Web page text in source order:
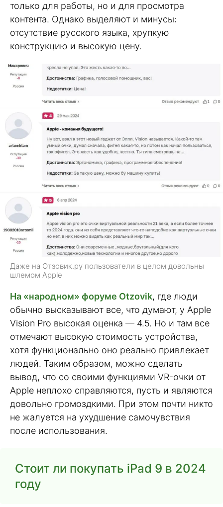
только для работы, но и для просмотра
контента. Однако выделяют и минусы:
отсутствие русского языка, хрупкую
конструкцию и высокую цену.
Даже на Отзовик.ру пользователи в целом довольны
шлемом Apple
На «народном» форуме Otzovik, где люди
обычно высказывают все, что думают, у Apple
Vision Pro высокая оценка — 4.5. Но и там все
отмечают высокую стоимость устройства,
хотя функционально оно реально привлекает
людей. Таким образом, можно сделать
вывод, что со своими функциями VR-очки от
Apple неплохо справляются, пусть и являются
довольно громоздкими. При этом почти никто
не жалуется на ухудшение самочувствия
после использования.
Стоит ли покупать iPad 9 в 2024
году